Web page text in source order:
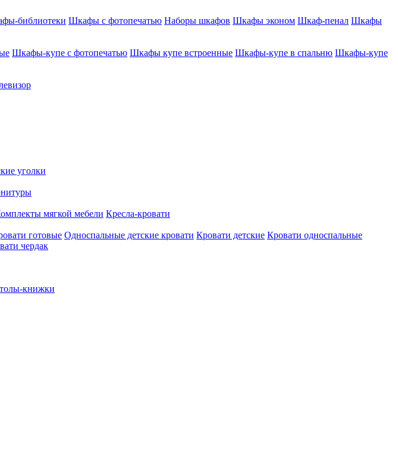
библиотеки Шкафы с фотопечатью Наборы шкафов Шкафы эконом Шкаф-пенал Шкафы
Шкафы-купе с фотопечатью Шкафы купе встроенные Шкафы-купе в спальню Шкафы-купе
уголки
мягкой мебели Кресла-кровати
готовые Односпальные детские кровати Кровати детские Кровати односпальные
чердак
книжки